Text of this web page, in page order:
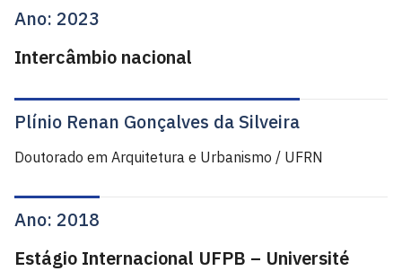
Ano: 2023
Intercâmbio nacional
Plínio Renan Gonçalves da Silveira
Doutorado em Arquitetura e Urbanismo / UFRN
Ano: 2018
Estágio Internacional UFPB – Université